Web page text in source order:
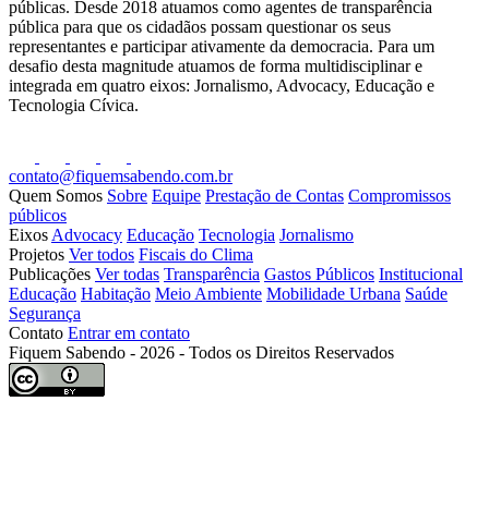
públicas. Desde 2018 atuamos como agentes de transparência
pública para que os cidadãos possam questionar os seus
representantes e participar ativamente da democracia. Para um
desafio desta magnitude atuamos de forma multidisciplinar e
integrada em quatro eixos: Jornalismo, Advocacy, Educação e
Tecnologia Cívica.
contato@fiquemsabendo.com.br
Quem Somos Sobre Equipe Prestação de Contas Compromissos
públicos
Eixos Advocacy Educação Tecnologia Jornalismo
Projetos Ver todos Fiscais do Clima
Publicações Ver todas Transparência Gastos Públicos Institucional
Educação Habitação Meio Ambiente Mobilidade Urbana Saúde
Segurança
Contato Entrar em contato
Fiquem Sabendo - 2026 - Todos os Direitos Reservados